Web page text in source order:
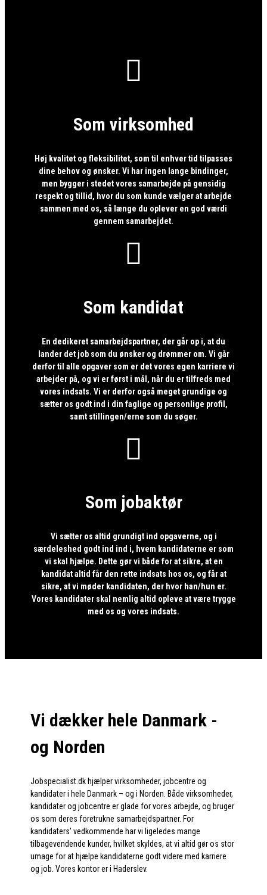

Som virksomhed
Høj kvalitet og fleksibilitet, som til enhver tid tilpasses
dine behov og ønsker. Vi har ingen lange bindinger,
men bygger i stedet vores samarbejde på gensidig
respekt og tillid, hvor du som kunde vælger at arbejde
sammen med os, så længe du oplever en god værdi
gennem samarbejdet.

Som kandidat
En dedikeret samarbejdspartner, der går op i, at du
lander det job som du ønsker og drømmer om. Vi går
derfor til alle opgaver som er det vores egen karriere vi
arbejder på, og vi er først i mål, når du er tilfreds med
vores indsats. Vi er derfor også meget grundige og
sætter os godt ind i din faglige og personlige profil,
samt stillingen/erne som du søger.

Som jobaktør
Vi sætter os altid grundigt ind opgaverne, og i
særdeleshed godt ind ind i, hvem kandidaterne er som
vi skal hjælpe. Dette gør vi både for at sikre, at en
kandidat altid får den rette indsats hos os, og får at
sikre, at vi møder kandidaten, der hvor han/hun er.
Vores kandidater skal nemlig altid opleve at være trygge
med os og vores indsats.
Vi dækker hele Danmark -
og Norden
Jobspecialist.dk hjælper virksomheder, jobcentre og
kandidater i hele Danmark – og i Norden. Både virksomheder,
kandidater og jobcentre er glade for vores arbejde, og bruger
os som deres foretrukne samarbejdspartner. For
kandidaters’ vedkommende har vi ligeledes mange
tilbagevendende kunder, hvilket skyldes, at vi altid gør os stor
umage for at hjælpe kandidaterne godt videre med karriere
og job. Vores kontor er i Haderslev.